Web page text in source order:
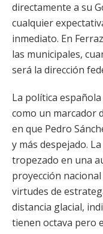
directamente a su
cualquier
inmediato. En
las municipales,
será la dirección
La política
como un marcador
en que Pedro
y más despejado.
tropezado en una
proyección
virtudes de
distancia glacial,
tienen octava pero